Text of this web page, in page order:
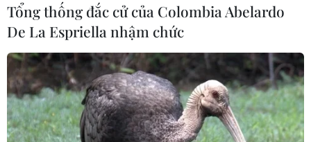
Đoạn quốc lộ 30 qua ấp Gò Da đang hư hỏng nhưng mật độ
Tổng thống đắc cử của Colombia Abelardo
De La Espriella nhậm chức